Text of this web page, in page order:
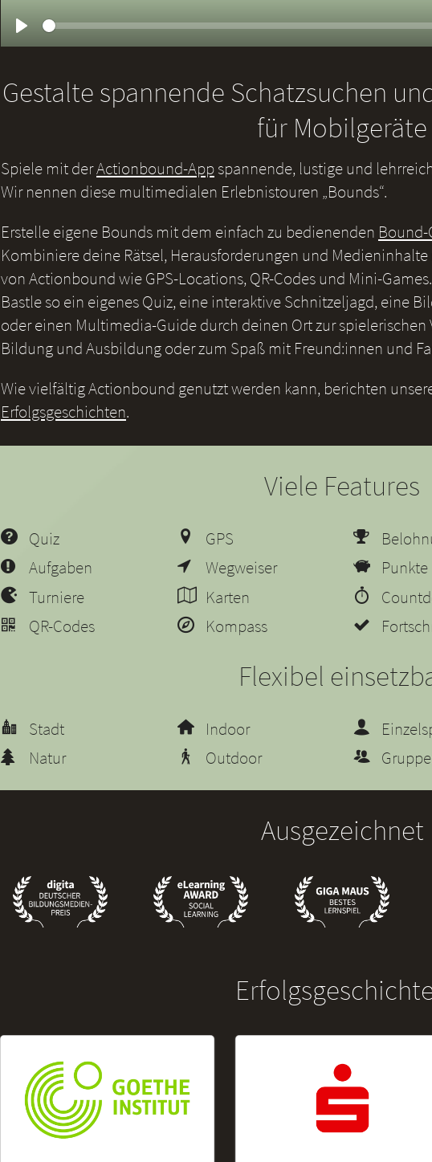
Seek
Gestalte spannende Schatzsuchen
für Mobilgeräte
Spiele mit derActionbound-Appspannende, lustige und
Wir nennen diese multimedialen Erlebnistouren „Bounds“.
Erstelle eigene Bounds mit dem einfach zu bedienenden
Kombiniere deine Rätsel, Herausforderungen und
von Actionbound wie GPS-Locations, QR-Codes und Mini-Games.
Bastle so ein eigenes Quiz, eine interaktive Schnitzeljagd, eine
oder einen Multimedia-Guide durch deinen Ort zur
Bildung und Ausbildung oder zum Spaß mit Freund:innen und
Wie vielfältig Actionbound genutzt werden kann, berichten
Erfolgsgeschichten.
Viele Features
Quiz
Aufgaben
Turniere
QR-Codes
GPS
Wegweiser
Karten
Kompass
Punkte
Flexibel
Stadt
Natur
Indoor
Outdoor
Ausgezeichnet